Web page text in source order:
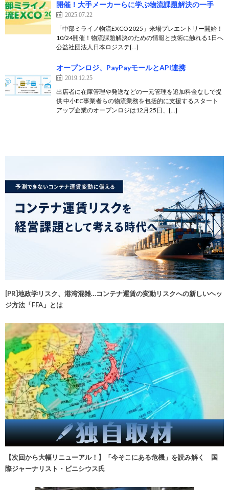
開催！大手メーカーらに学ぶ物流課題解決の一手
2025.07.22
「中部ミライノ物流EXCO 2025」来場プレエントリー開始！
10/24開催！物流課題解決のための情報と技術に触れる1日へ
公益社団法人日本ロジステ[…]
オープンロジ、PayPayモールとAPI連携
2019.12.25
出店者に在庫管理や発送などの一元管理を追加料金なしで提
供 中小EC事業者らの物流業務を包括的に支援するスタート
アップ企業のオープンロジは12月25日、[…]
[PR]地政学リスク、港湾混雑…コンテナ運賃の変動リスクへの新しいヘッ
ジ方法「FFA」とは
【次回から大幅リニューアル！】「今そこにある危機」を読み解く 国
際ジャーナリスト・ビニシウス氏